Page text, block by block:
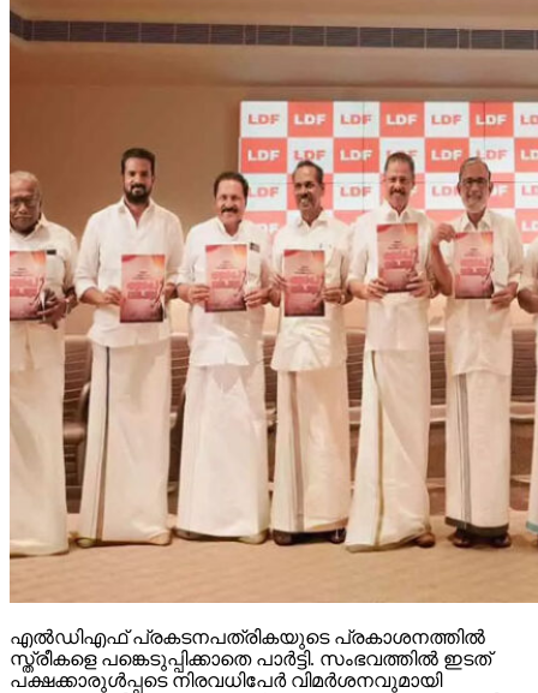
എല്‍ഡിഎഫ് പ്രകടനപത്രികയുടെ പ്രകാശനത്തില്‍
സ്ത്രീകളെ പങ്കെടുപ്പിക്കാതെ പാര്‍ട്ടി. സംഭവത്തില്‍ ഇടത്
പക്ഷക്കാരുള്‍പ്പടെ നിരവധിപേര്‍ വിമര്‍ശനവുമായി